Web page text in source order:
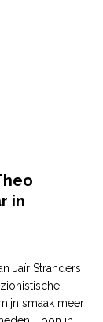
in
Jaïr Stranders
smaak meer